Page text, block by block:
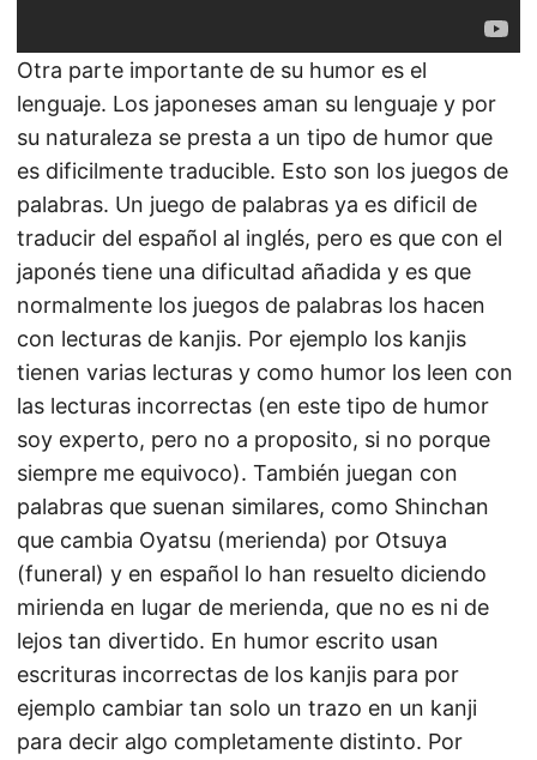
Otra parte importante de su humor es el
lenguaje. Los japoneses aman su lenguaje y por
su naturaleza se presta a un tipo de humor que
es dificilmente traducible. Esto son los juegos de
palabras. Un juego de palabras ya es dificil de
traducir del español al inglés, pero es que con el
japonés tiene una dificultad añadida y es que
normalmente los juegos de palabras los hacen
con lecturas de kanjis. Por ejemplo los kanjis
tienen varias lecturas y como humor los leen con
las lecturas incorrectas (en este tipo de humor
soy experto, pero no a proposito, si no porque
siempre me equivoco). También juegan con
palabras que suenan similares, como Shinchan
que cambia Oyatsu (merienda) por Otsuya
(funeral) y en español lo han resuelto diciendo
mirienda en lugar de merienda, que no es ni de
lejos tan divertido. En humor escrito usan
escrituras incorrectas de los kanjis para por
ejemplo cambiar tan solo un trazo en un kanji
para decir algo completamente distinto. Por